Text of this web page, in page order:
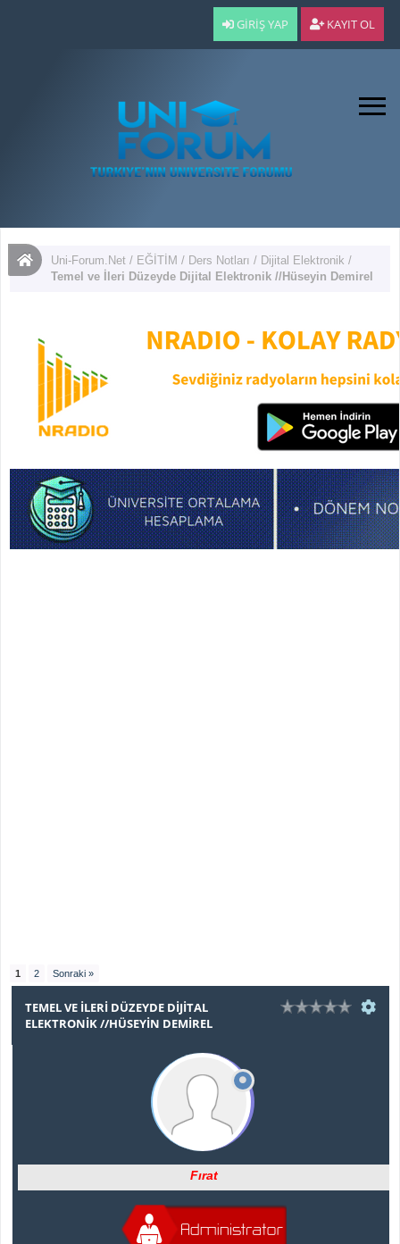
GIRIŞ YAP KAYIT OL
Uni-Forum.Net / EĞİTİM / Ders Notları / Dijital Elektronik /
Temel ve İleri Düzeyde Dijital Elektronik //Hüseyin Demirel
1 2 Sonraki »
TEMEL VE İLERI DÜZEYDE DIJITAL
ELEKTRONIK //HÜSEYIN DEMIREL
Fırat